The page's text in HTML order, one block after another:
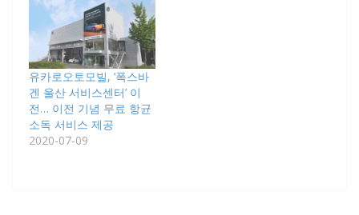
유카로오토모빌, ‘폭스바
겐 울산 서비스센터’ 이
전… 이전 기념 무료 항균
소독 서비스 제공
2020-07-09